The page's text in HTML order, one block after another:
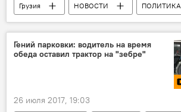
Грузия НОВОСТИ
ПОЛИТИКА
Михаил Саакашвили
Петр Порошенко
Давид Сакварелидзе
Гений парковки: водитель на время
обеда оставил трактор на "зебре"
26 июля 2017, 19:03